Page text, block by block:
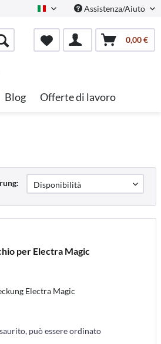
Italian Assistenza/Aiuto
0,00 €
Blog Offerte di lavoro
per Electra Magic
Electra Magic
può essere ordinato